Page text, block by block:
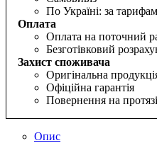
Опис
По Україні: за
Оплата
Оплата на поточний
Безготівковий
Захист споживача
Оригінальна
Офіційна гарантія
Повернення на